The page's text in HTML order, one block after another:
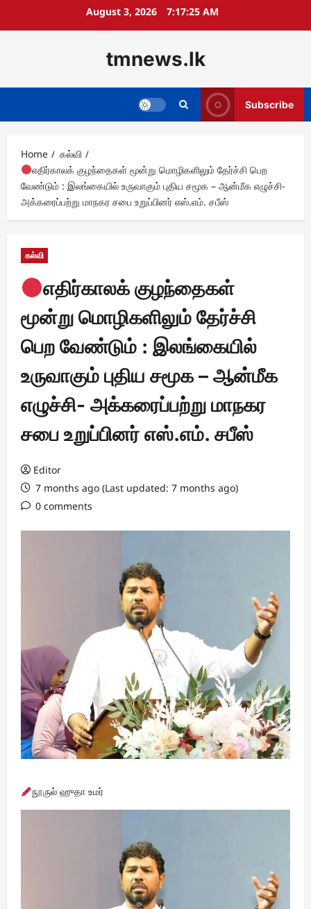
August 3, 2026 7:17:26 AM
tmnews.lk
Subscribe
Home
கல்வி
எதிர்காலக் குழந்தைகள் மூன்று மொழிகளிலும் தேர்ச்சி பெற
வேண்டும் : இலங்கையில் உருவாகும் புதிய சமூக – ஆன்மீக எழுச்சி-
அக்கரைப்பற்று மாநகர சபை உறுப்பினர் எஸ்.எம். சபீஸ்
கல்வி
எதிர்காலக் குழந்தைகள்
மூன்று மொழிகளிலும் தேர்ச்சி
பெற வேண்டும் : இலங்கையில்
உருவாகும் புதிய சமூக – ஆன்மீக
எழுச்சி- அக்கரைப்பற்று மாநகர
சபை உறுப்பினர் எஸ்.எம். சபீஸ்
Editor
7 months ago (Last updated: 7 months ago)
0 comments
நூருல் ஹுதா உமர்